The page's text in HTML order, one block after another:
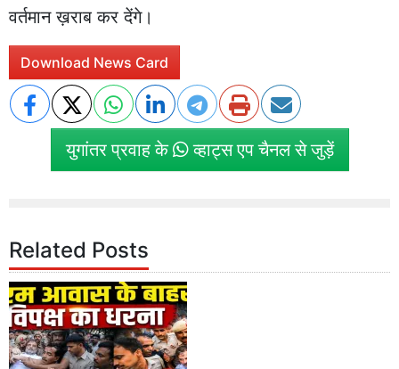
वर्तमान ख़राब कर देंगे।
Download News Card
युगांतर प्रवाह के व्हाट्स एप चैनल से जुड़ें
Related Posts